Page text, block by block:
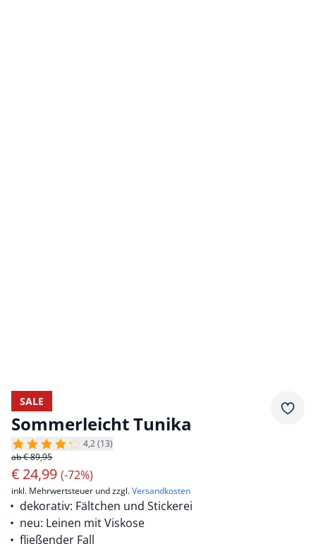
SALE
Sommerleicht Tunika
4,2 (13)
ab € 89,95
€ 24,99 (-72%)
inkl. Mehrwertsteuer und zzgl.Versandkosten
dekorativ: Fältchen und Stickerei
neu: Leinen mit Viskose
fließender Fall